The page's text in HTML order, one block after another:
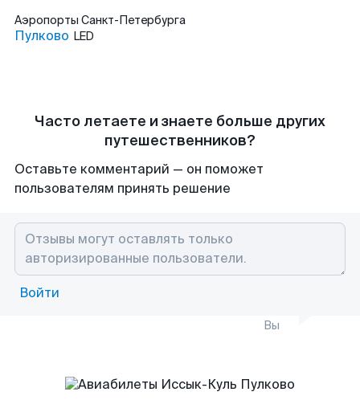
Аэропорты Санкт-Петербурга
Пулково LED
Часто летаете и знаете больше других
путешественников?
Оставьте комментарий — он поможет
пользователям принять решение
Войти
Вы